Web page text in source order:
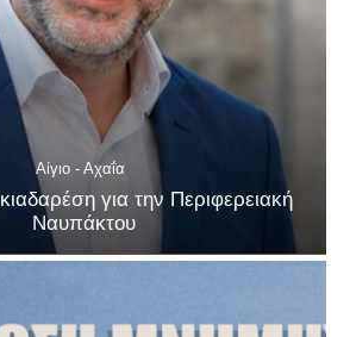
Αίγιο - Αχαΐα
για την Περιφερειακή
Ναυπάκτου